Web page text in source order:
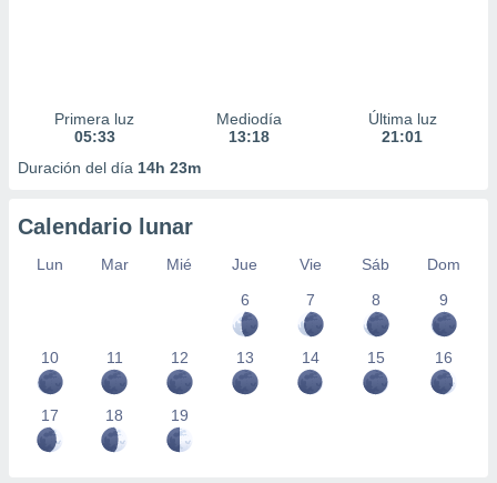
Primera luz
05:33
Mediodía
13:18
Última luz
21:01
Duración del día 14h 23m
Calendario lunar
Lun Mar Mié Jue Vie Sáb
Dom
6
7 8 9
10 11 12 13 14 15 16
17 18 19